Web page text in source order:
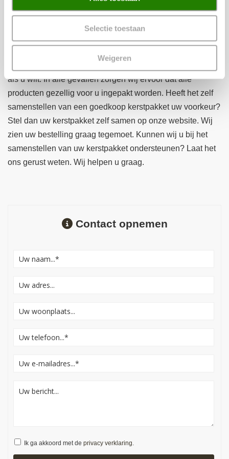
Selectie toestaan
Weigeren
ervaring dat dit zeer gewaardeerd wordt. In onze online
webshop kunt u eenvoudig food en non-food producten bij
tot 20 euro. U kunt het dus zelf zo goedkoop of duur maken
als u wilt. In alle gevallen zorgen wij ervoor dat alle
producten gezellig voor u ingepakt worden. Heeft het zelf
samenstellen van een goedkoop kerstpakket uw voorkeur?
Stel dan uw kerstpakket zelf samen op onze website. Wij
zien uw bestelling graag tegemoet. Kunnen wij u bij het
samenstellen van uw kerstpakket ondersteunen? Laat het
ons gerust weten. Wij helpen u graag.
Contact opnemen
Ik ga akkoord met de privacy verklaring